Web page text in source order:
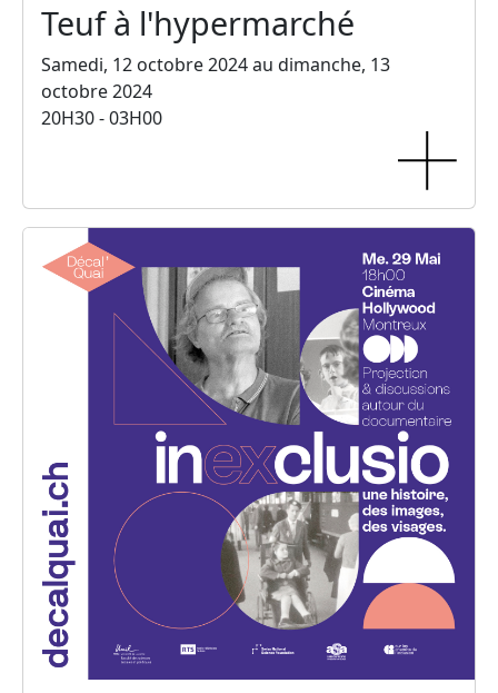
Teuf à l'hypermarché
Samedi, 12 octobre 2024 au dimanche, 13
octobre 2024
20H30 - 03H00